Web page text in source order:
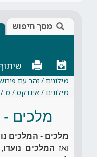
מסך חיפוש
מילונים / זהר עם
מילונים / אינדקס / מ
מלכים -
מלכים - המלכים
ואז המלכים נועדו